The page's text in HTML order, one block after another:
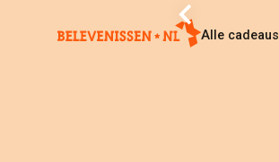
Alle cadeaus